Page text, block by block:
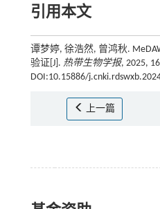
引用本文
谭梦婷, 徐浩然, 曾鸿秋.
验证[J]. 热带生物学报, 2025,
DOI:10.15886/
上一篇